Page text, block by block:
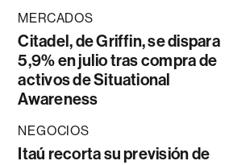
MERCADOS
Citadel, de Griffin, se dispara
5,9% en julio tras compra de
activos de Situational
Awareness
NEGOCIOS
Itaú recorta su previsión de